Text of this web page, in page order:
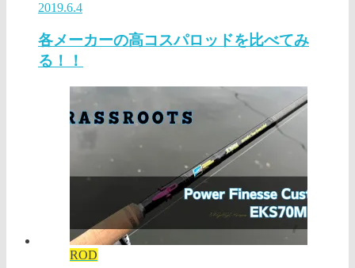
2019.6.4
各メーカーの高コスパロッドを比べてみ
る！！
ROD